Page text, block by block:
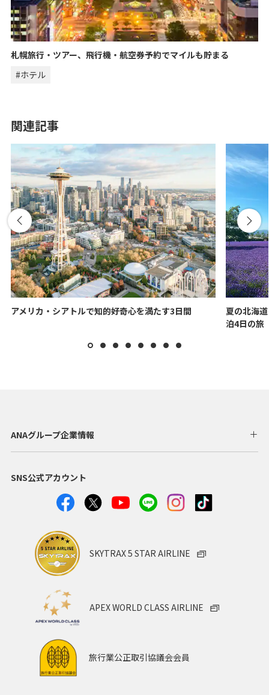
札幌旅行・ツアー、飛行機・航空券予約でマイルも貯まる
#ホテル
関連記事
アメリカ・シアトルで知的好奇心を満たす3日間
夏の北海
泊4日の旅
ANAグループ企業情報
SNS公式アカウント
SKYTRAX 5 STAR AIRLINE
APEX WORLD CLASS AIRLINE
旅行業公正取引協議会会員